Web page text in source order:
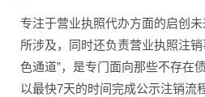
专注于营业执照代办方面的启创
所涉及，同时还负责营业执照注
色通道”，是专门面向那些不存在
以最快7天的时间完成公示注销流